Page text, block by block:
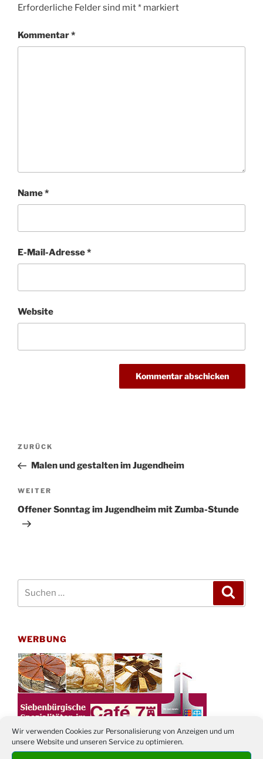
Wir verwenden Cookies zur Personalisierung von Anzeigen und um
unsere Website und unseren Service zu optimieren.
Erforderliche Felder sind mit* markiert
Kommentar*
Name*
E-Mail-Adresse*
Website
Beitragsnavigation
Vorheriger
Beitrag
ZURÜCK
Malen und gestalten im Jugendheim
Nächster
Beitrag
WEITER
Offener Sonntag im Jugendheim mit Zumba-Stunde
WERBUNG